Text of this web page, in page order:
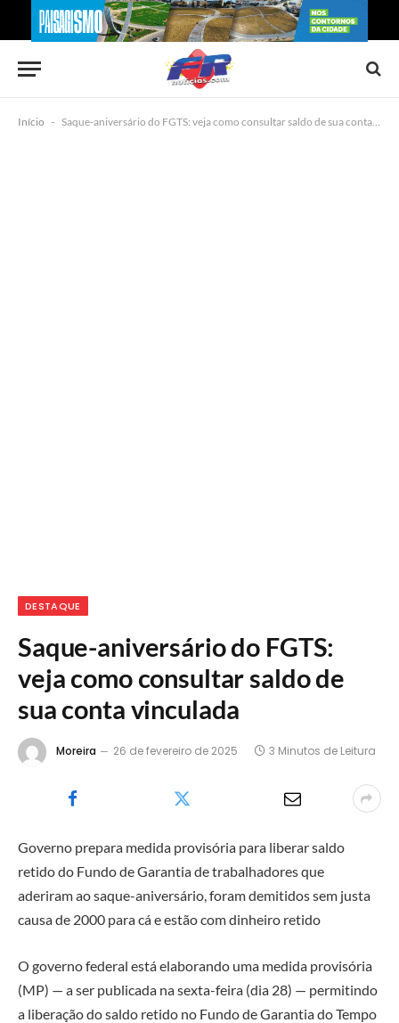
Início - Saque-aniversário do FGTS: veja como consultar saldo de sua conta vinculada
DESTAQUE
Saque-aniversário do FGTS:
veja como consultar saldo de
sua conta vinculada
Moreira 26 de fevereiro de 2025 3 Minutos de Leitura
Governo prepara medida provisória para liberar saldo
retido do Fundo de Garantia de trabalhadores que
aderiram ao saque-aniversário, foram demitidos sem justa
causa de 2000 para cá e estão com dinheiro retido
O governo federal está elaborando uma medida provisória
(MP) — a ser publicada na sexta-feira (dia 28) — permitindo
a liberação do saldo retido no Fundo de Garantia do Tempo